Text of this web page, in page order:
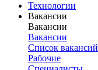
Технологии
Вакансии
Вакансии
Вакансии
Список вакансий
Рабочие